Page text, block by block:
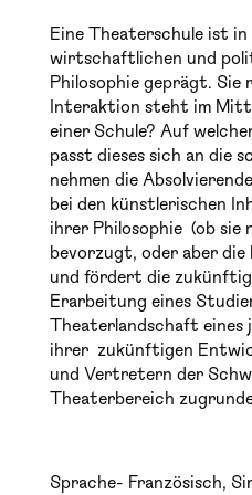
Eine Theaterschule ist
wirtschaftlichen und
Philosophie geprägt. Sie
Interaktion steht im
einer Schule? Auf
passt dieses sich an die
nehmen die
bei den künstlerischen
ihrer Philosophie (ob sie
bevorzugt, oder aber
und fördert die
Erarbeitung eines
Theaterlandschaft eines
ihrer zukünftigen
und Vertretern der
Theaterbereich
Sprache- Französisch,